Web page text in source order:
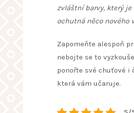
zvláštní barvy, který
ochutná něco nového
Zapomeňte alespoň
nebojte se to
ponořte své chuťové i
která vám učaruje.